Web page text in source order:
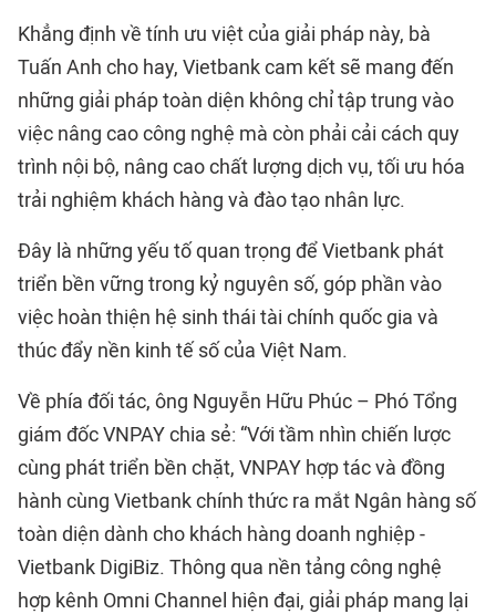
Khẳng định về tính ưu việt của giải pháp này, bà
Tuấn Anh cho hay, Vietbank cam kết sẽ mang đến
những giải pháp toàn diện không chỉ tập trung vào
việc nâng cao công nghệ mà còn phải cải cách quy
trình nội bộ, nâng cao chất lượng dịch vụ, tối ưu hóa
trải nghiệm khách hàng và đào tạo nhân lực.
Đây là những yếu tố quan trọng để Vietbank phát
triển bền vững trong kỷ nguyên số, góp phần vào
việc hoàn thiện hệ sinh thái tài chính quốc gia và
thúc đẩy nền kinh tế số của Việt Nam.
Về phía đối tác, ông Nguyễn Hữu Phúc – Phó Tổng
giám đốc VNPAY chia sẻ: “Với tầm nhìn chiến lược
cùng phát triển bền chặt, VNPAY hợp tác và đồng
hành cùng Vietbank chính thức ra mắt Ngân hàng số
toàn diện dành cho khách hàng doanh nghiệp -
Vietbank DigiBiz. Thông qua nền tảng công nghệ
hợp kênh Omni Channel hiện đại, giải pháp mang lại